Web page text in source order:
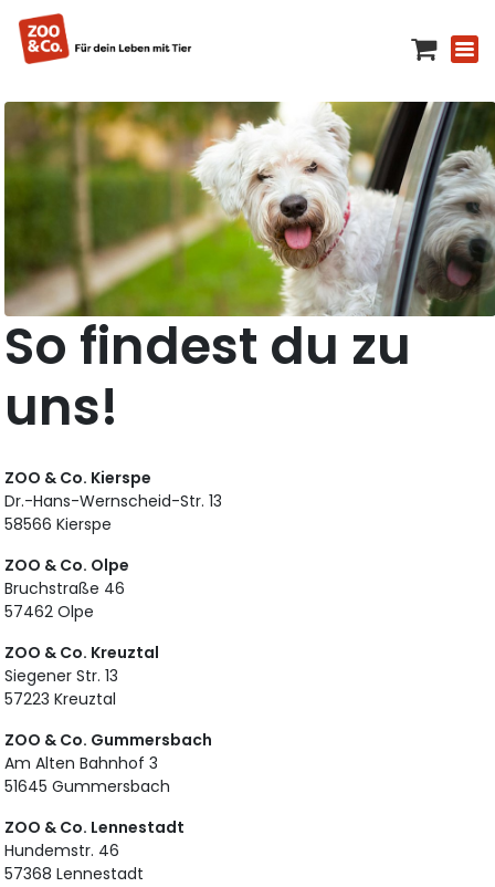
So findest du zu
uns!
ZOO & Co. Kierspe
Dr.-Hans-Wernscheid-Str. 13
58566 Kierspe
ZOO & Co. Olpe
Bruchstraße 46
57462 Olpe
ZOO & Co. Kreuztal
Siegener Str. 13
57223 Kreuztal
ZOO & Co. Gummersbach
Am Alten Bahnhof 3
51645 Gummersbach
ZOO & Co. Lennestadt
Hundemstr. 46
57368 Lennestadt